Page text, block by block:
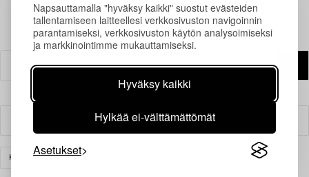
Napsauttamalla "hyväksy kaikki" suostut evästeiden
tallentamiseen laitteellesi verkkosivuston navigoinnin
parantamiseksi, verkkosivuston käytön analysoimiseksi
ja markkinointimme mukauttamiseksi.
Hyväksy kaikki
Hylkää ei-välttämättömät
Asetukset
Suodatin
KORUT TYHJENNÄ KAIKKI